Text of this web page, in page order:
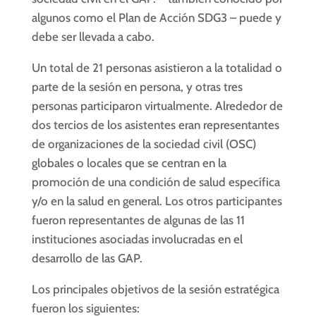
algunos como el Plan de Acción SDG3 – puede y
debe ser llevada a cabo.
Un total de 21 personas asistieron a la totalidad o
parte de la sesión en persona, y otras tres
personas participaron virtualmente. Alrededor de
dos tercios de los asistentes eran representantes
de organizaciones de la sociedad civil (OSC)
globales o locales que se centran en la
promoción de una condición de salud específica
y/o en la salud en general. Los otros participantes
fueron representantes de algunas de las 11
instituciones asociadas involucradas en el
desarrollo de las GAP.
Los principales objetivos de la sesión estratégica
fueron los siguientes: